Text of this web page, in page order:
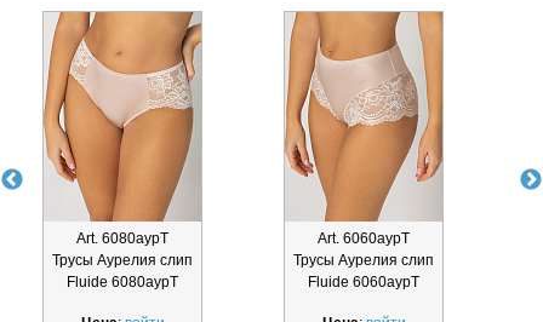
Art. 6080аурТ
Трусы Аурелия слип
Fluide 6080аурТ
Art. 6060аурТ
Трусы Аурелия слип
Fluide 6060аурТ